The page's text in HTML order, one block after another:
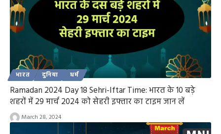
भारत दुनिया धर्म
Ramadan 2024 Day 18 Sehri-Iftar Time: भारत के 10 बड़े
शहरों में 29 मार्च 2024 को सेहरी इफ्तार का टाइम जान लें
March 28, 2024